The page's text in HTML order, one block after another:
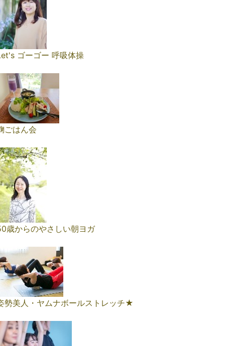
ゴーゴー 呼吸体操
ごはん会
歳からのやさしい朝ヨガ
勢美人・ヤムナボールストレッチ★